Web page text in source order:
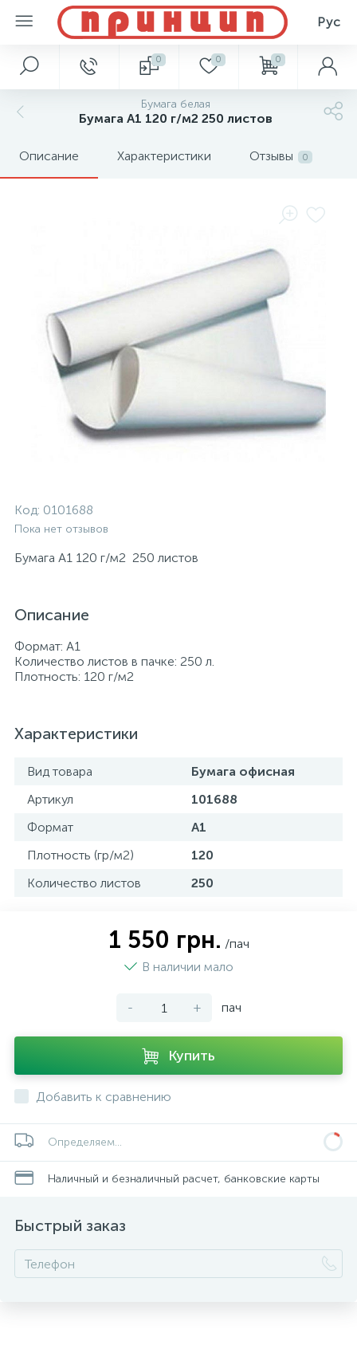
Рус
0 0 0
Бумага белая
Бумага А1 120 г/м2 250 листов
Описание Характеристики Отзывы 0
Код: 0101688
Пока нет отзывов
Бумага А1 120 г/м2 250 листов
Описание
Формат: А1
Количество листов в пачке: 250 л.
Плотность: 120 г/м2
Характеристики
Вид товара
Бумага офисная
Артикул
101688
Формат
А1
Плотность (гр/м2)
120
Количество листов
250
1 550 грн. /пач
В наличии мало
- + пач
Купить
Добавить к сравнению
Определяем...
Наличный и безналичный расчет, банковские карты
Быстрый заказ